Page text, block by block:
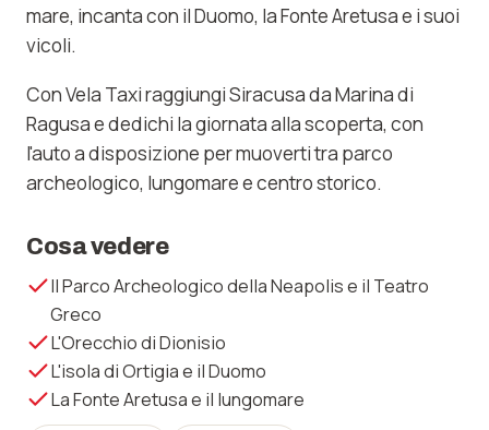
mare, incanta con il Duomo, la Fonte Aretusa e i suoi
vicoli.
Con Vela Taxi raggiungi Siracusa da Marina di
Ragusa e dedichi la giornata alla scoperta, con
l'auto a disposizione per muoverti tra parco
archeologico, lungomare e centro storico.
Cosa vedere
Il Parco Archeologico della Neapolis e il Teatro
Greco
L'Orecchio di Dionisio
L'isola di Ortigia e il Duomo
La Fonte Aretusa e il lungomare